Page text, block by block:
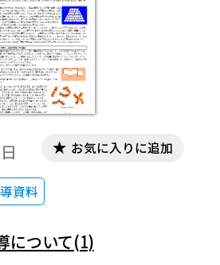
資料
お気に入りに追加
について(1)